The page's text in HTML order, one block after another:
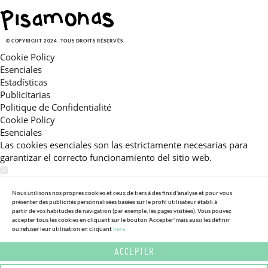
© COPYRIGHT 2024. TOUS DROITS RÉSERVÉS.
Cookie Policy
Esenciales
Estadísticas
Publicitarias
Politique de Confidentialité
Cookie Policy
Esenciales
Las cookies esenciales son las estrictamente necesarias para
garantizar el correcto funcionamiento del sitio web.
Estas cookies nos permiten ofrecerle una experiencia en el sitio
adaptada a su navegación (recomendaciones de producto
personalizadas, énfasis en categorías frecuentemente
consultadas, etc).Al activar esta cookie, nos ayuda a mejorar aún
más su experiencia.
Nous utilisons nos propres cookies et ceux de tiers à des fins d'analyse et pour vous
présenter des publicités personnalisées basées sur le profil utilisateur établi à
partir de vos habitudes de navigation (par exemple, les pages visitées). Vous pouvez
accepter tous les cookies en cliquant sur le bouton 'Accepter' mais aussi les définir
ou refuser leur utilisation en cliquanthere.
ACCEPTER